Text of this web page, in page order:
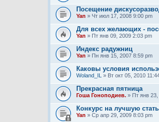
Посещение
Yan » Чт июл 17, 2008 9:00 pm
Для всех желающих -
Yan » Пт янв 09, 2009 2:03 pm
Индекс радужниц
Yan » Пн янв 15, 2007 8:59 pm
Каковы условия
Woland_IL » Вт окт 05, 2010
Прекрасная пятница
Гоша Гоноподиев. » Пт янв
Конкурс на лучшую
Yan » Ср апр 29, 2009 8:03 pm